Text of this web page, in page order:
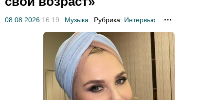
08.08.2026 16:19 Музыка Рубрика: Интервью